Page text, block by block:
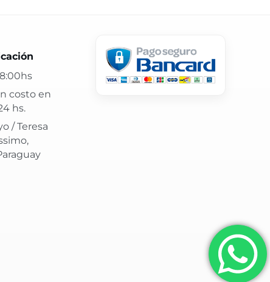
hs y atención confiable.
costo en
hs.
/ Teresa